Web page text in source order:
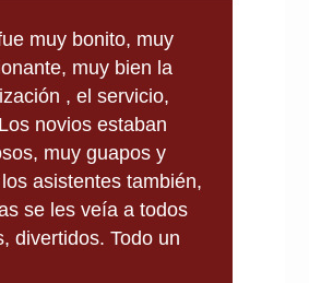
muy bonito, muy
muy bien la
, el servicio,
novios estaban
muy guapos y
asistentes también,
se les veía a todos
divertidos. Todo un